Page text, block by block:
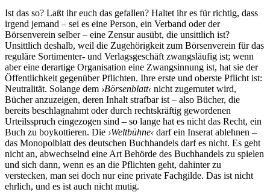
Ist das so? Laßt ihr euch das gefallen? Haltet ihr es für richtig, dass
irgend jemand – sei es eine Person, ein Verband oder der
Börsenverein selber – eine Zensur ausübt, die unsittlich ist?
Unsittlich deshalb, weil die Zugehörigkeit zum Börsenverein für das
reguläre Sortimenter- und Verlagsgeschäft zwangsläufig ist; wenn
aber eine derartige Organisation eine Zwangsinnung ist, hat sie der
Öffentlichkeit gegenüber Pflichten. Ihre erste und oberste Pflicht ist:
Neutralität. Solange dem ›Börsenblatt‹ nicht zugemutet wird,
Bücher anzuzeigen, deren Inhalt strafbar ist – also Bücher, die
bereits beschlagnahmt oder durch rechtskräftig gewordenen
Urteilsspruch eingezogen sind – so lange hat es nicht das Recht, ein
Buch zu boykottieren. Die ›Weltbühne‹ darf ein Inserat ablehnen –
das Monopolblatt des deutschen Buchhandels darf es nicht. Es geht
nicht an, abwechselnd eine Art Behörde des Buchhandels zu spielen
und sich dann, wenn es an die Pflichten geht, dahinter zu
verstecken, man sei doch nur eine private Fachgilde. Das ist nicht
ehrlich, und es ist auch nicht mutig.